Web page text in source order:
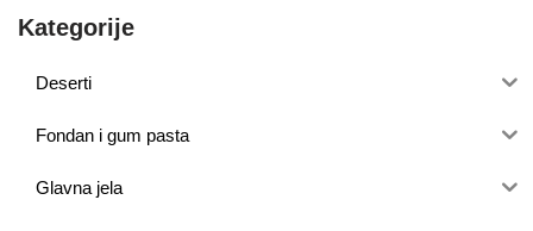
Kategorije
Deserti
Fondan i gum pasta
Glavna jela